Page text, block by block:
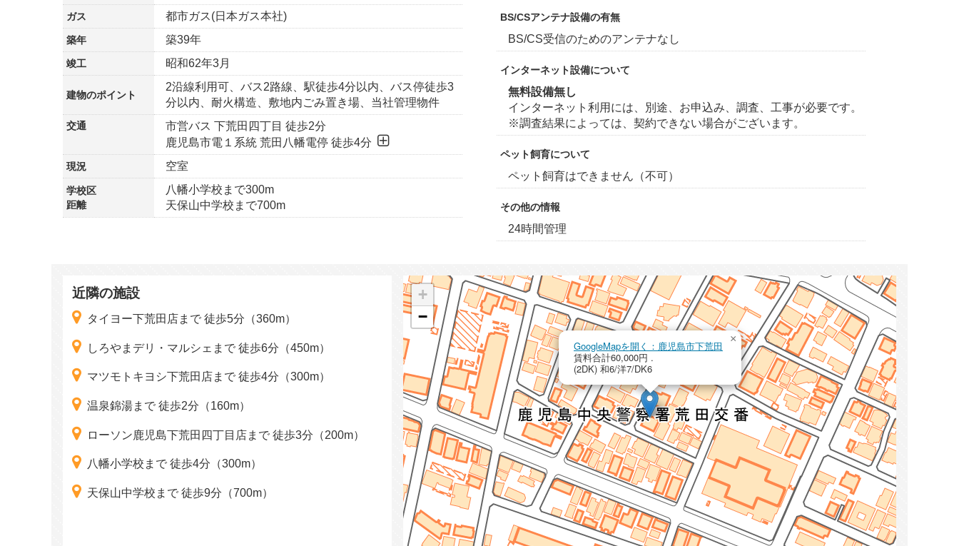
ガス 都市ガス(日本ガス本社)
築年 築39年
竣工 昭和62年3月
建物のポイント
2沿線利用可、バス2路線、駅徒歩4分以内、バス停徒歩3
分以内、耐火構造、敷地内ごみ置き場、当社管理物件
交通
市営バス 下荒田四丁目 徒歩2分
鹿児島市電１系統 荒田八幡電停 徒歩4分
現況 空室
学校区
距離
八幡小学校まで300m
天保山中学校まで700m
BS/CSアンテナ設備の有無
BS/CS受信のためのアンテナなし
インターネット設備について
無料設備無し
インターネット利用には、別途、お申込み、調査、工事が必要です。
※調査結果によっては、契約できない場合がございます。
ペット飼育について
ペット飼育はできません（不可）
その他の情報
24時間管理
GoogleMapを開く：鹿児島市下荒田
賃料合計60,000円 .
(2DK) 和6/洋7/DK6
×
+
−
近隣の施設
タイヨー下荒田店まで 徒歩5分（360m）
しろやまデリ・マルシェまで 徒歩6分（450m）
マツモトキヨシ下荒田店まで 徒歩4分（300m）
温泉錦湯まで 徒歩2分（160m）
ローソン鹿児島下荒田四丁目店まで 徒歩3分（200m）
八幡小学校まで 徒歩4分（300m）
天保山中学校まで 徒歩9分（700m）